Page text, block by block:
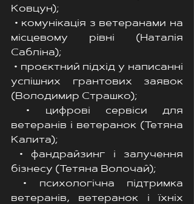
Ковцун);
• комунікація з ветеранами на
місцевому рівні (Наталія
Сабліна);
• проєктний підхід у написанні
успішних грантових заявок
(Володимир Страшко);
• цифрові сервіси для
ветеранів і ветеранок (Тетяна
Калита);
• фандрайзинг і залучення
бізнесу (Тетяна Волочай);
• психологічна підтримка
ветеранів, ветеранок і їхніх